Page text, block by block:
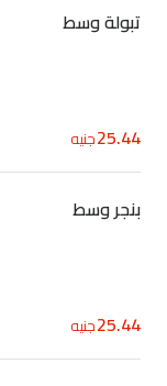
تبولة وسط
25.44جنيه
بنجر وسط
25.44جنيه